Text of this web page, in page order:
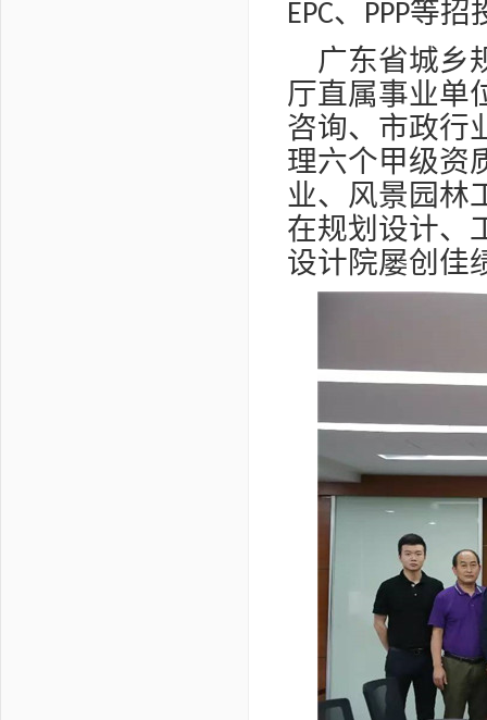
EPC、 PPP等招
广东省城乡
厅直属事业单
咨询、市政行
理六个甲级资
业、风景园林
在规划设计、
设计院屡创佳